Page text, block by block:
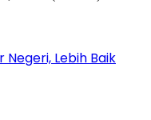
Negeri, Lebih Baik